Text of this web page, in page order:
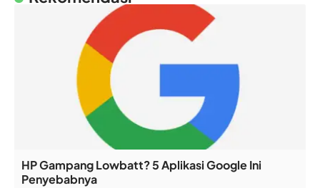
HP Gampang Lowbatt? 5 Aplikasi Google Ini
Penyebabnya